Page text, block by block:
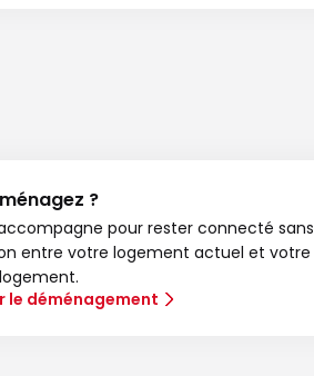
?
accompagne pour rester connecté sans
entre votre logement actuel et votre
le déménagement